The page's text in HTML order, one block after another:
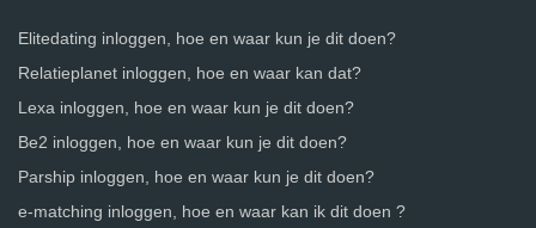
Elitedating inloggen, hoe en waar kun je dit doen?
Relatieplanet inloggen, hoe en waar kan dat?
Lexa inloggen, hoe en waar kun je dit doen?
Be2 inloggen, hoe en waar kun je dit doen?
Parship inloggen, hoe en waar kun je dit doen?
e-matching inloggen, hoe en waar kan ik dit doen ?